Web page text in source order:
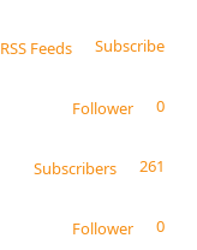
Subscribe
RSS Feeds
0
Follower
261
Subscribers
0
Follower